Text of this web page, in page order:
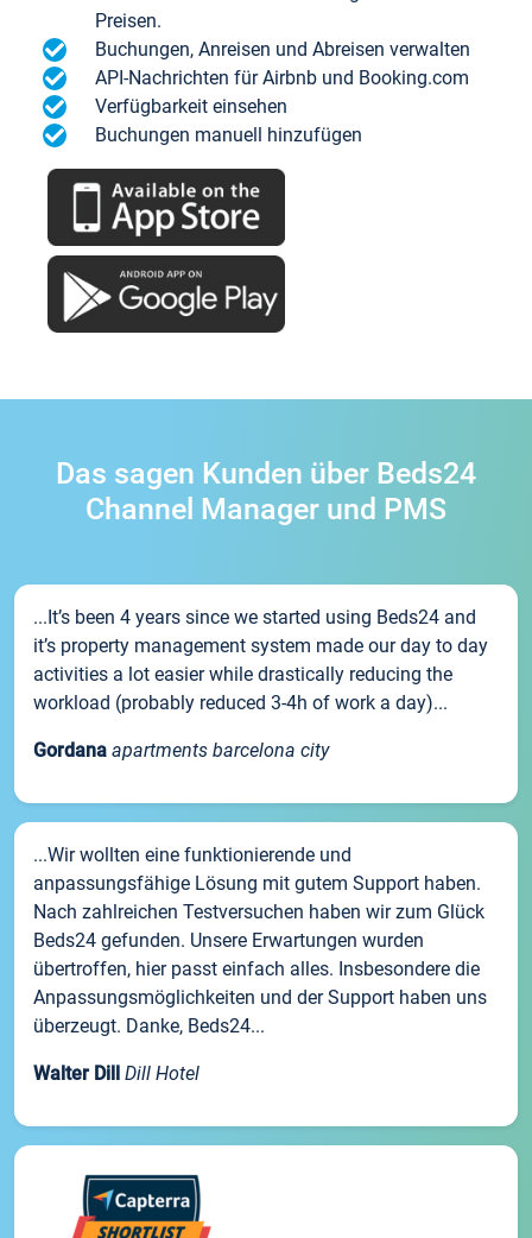
Preisen.
Buchungen, Anreisen und Abreisen verwalten
API-Nachrichten für Airbnb und Booking.com
Verfügbarkeit einsehen
Buchungen manuell hinzufügen
Das sagen Kunden über Beds24
Channel Manager und PMS
...It’s been 4 years since we started using Beds24 and
it’s property management system made our day to day
activities a lot easier while drastically reducing the
workload (probably reduced 3-4h of work a day)...
Gordana apartments barcelona city
...Wir wollten eine funktionierende und
anpassungsfähige Lösung mit gutem Support haben.
Nach zahlreichen Testversuchen haben wir zum Glück
Beds24 gefunden. Unsere Erwartungen wurden
übertroffen, hier passt einfach alles. Insbesondere die
Anpassungsmöglichkeiten und der Support haben uns
überzeugt. Danke, Beds24...
Walter Dill Dill Hotel